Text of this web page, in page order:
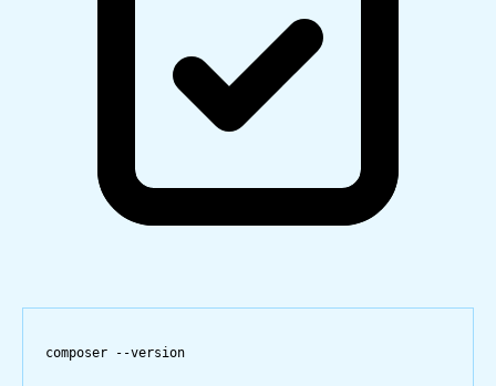
composer --version